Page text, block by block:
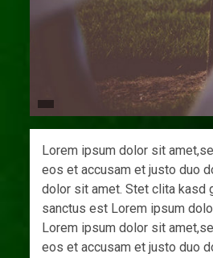
Lorem ipsum dolor sit
eos et accusam et justo duo
dolor sit amet. Stet clita kasd
sanctus est Lorem ipsum
Lorem ipsum dolor sit
eos et accusam et justo duo